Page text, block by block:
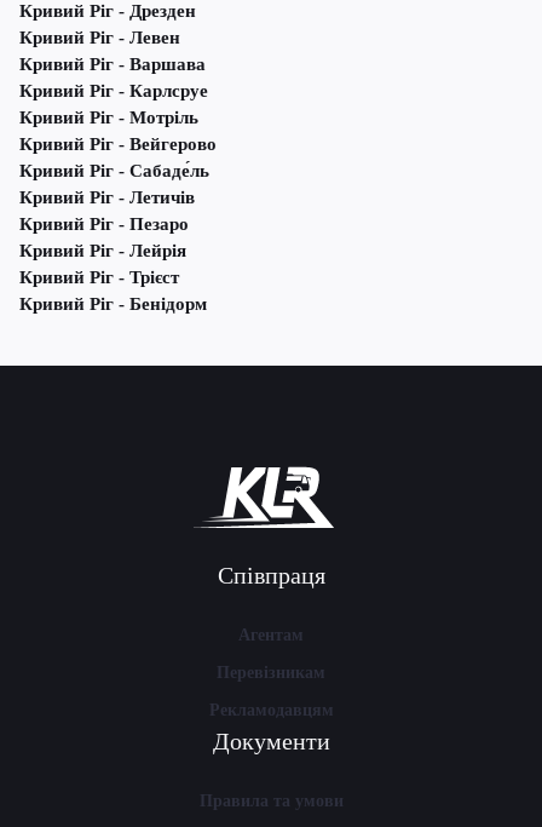
Кривий Ріг - Дрезден
Кривий Ріг - Левен
Кривий Ріг - Варшава
Кривий Ріг - Карлсруе
Кривий Ріг - Мотріль
Кривий Ріг - Вейгерово
Кривий Ріг - Сабаде́ль
Кривий Ріг - Летичів
Кривий Ріг - Пезаро
Кривий Ріг - Лейрія
Кривий Ріг - Трієст
Кривий Ріг - Бенідорм
Співпраця
Агентам
Перевізникам
Рекламодавцям
Документи
Правила та умови